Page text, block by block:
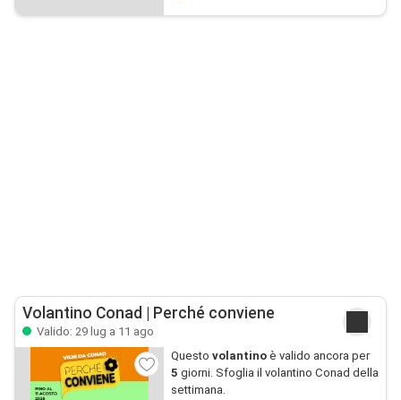
Volantino Conad | Perché conviene
Valido: 29 lug a 11 ago
Questo volantinoè valido ancora per
5 giorni. Sfoglia il volantino Conad della
settimana.